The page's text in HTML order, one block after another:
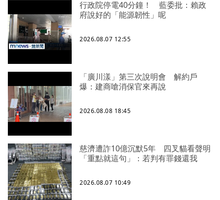
行政院停電40分鐘！ 藍委批：賴政
府說好的「能源韌性」呢
2026.08.07 12:55
「廣川漾」第三次說明會 解約戶
爆：建商嗆消保官來再說
2026.08.08 18:45
慈濟遭詐10億沉默5年 四叉貓看聲明
「重點就這句」：若判有罪錢還我
2026.08.07 10:49